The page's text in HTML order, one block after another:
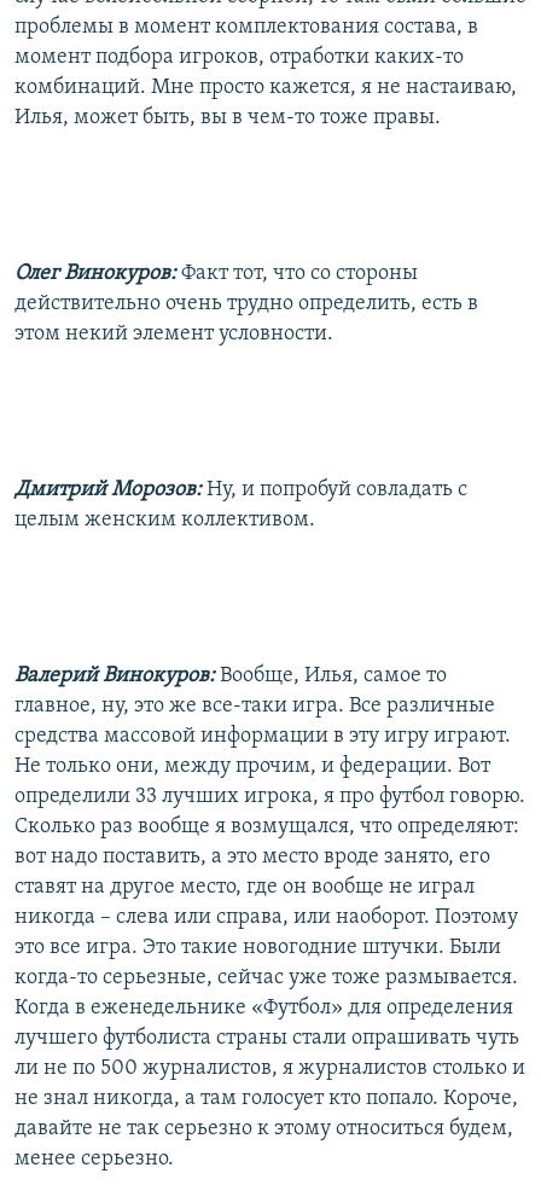
проблемы в момент комплектования состава, в
момент подбора игроков, отработки каких-то
комбинаций. Мне просто кажется, я не настаиваю,
Илья, может быть, вы в чем-то тоже правы.
Олег Винокуров: Факт тот, что со стороны
действительно очень трудно определить, есть в
этом некий элемент условности.
Дмитрий Морозов: Ну, и попробуй совладать с
целым женским коллективом.
Валерий Винокуров: Вообще, Илья, самое то
главное, ну, это же все-таки игра. Все различные
средства массовой информации в эту игру играют.
Не только они, между прочим, и федерации. Вот
определили 33 лучших игрока, я про футбол говорю.
Сколько раз вообще я возмущался, что определяют:
вот надо поставить, а это место вроде занято, его
ставят на другое место, где он вообще не играл
никогда – слева или справа, или наоборот. Поэтому
это все игра. Это такие новогодние штучки. Были
когда-то серьезные, сейчас уже тоже размывается.
Когда в еженедельнике «Футбол» для определения
лучшего футболиста страны стали опрашивать чуть
ли не по 500 журналистов, я журналистов столько и
не знал никогда, а там голосует кто попало. Короче,
давайте не так серьезно к этому относиться будем,
менее серьезно.